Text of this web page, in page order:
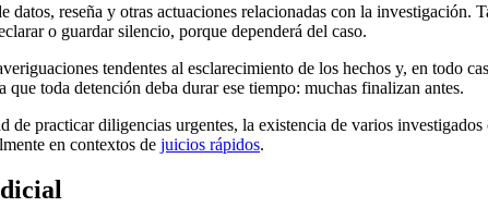
reseña y otras actuaciones relacionadas con la investigación.
o guardar silencio, porque dependerá del caso.
tendentes al esclarecimiento de los hechos y, en todo
toda detención deba durar ese tiempo: muchas finalizan antes.
practicar diligencias urgentes, la existencia de varios
en contextos de juicios rápidos.